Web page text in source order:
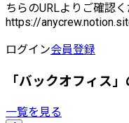
ちらのURLよりご確認く
https://
ログイン会員登録
「バックオフィス
一覧を見る